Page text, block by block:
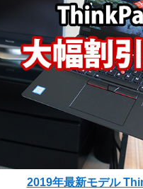
2019年最新モデル